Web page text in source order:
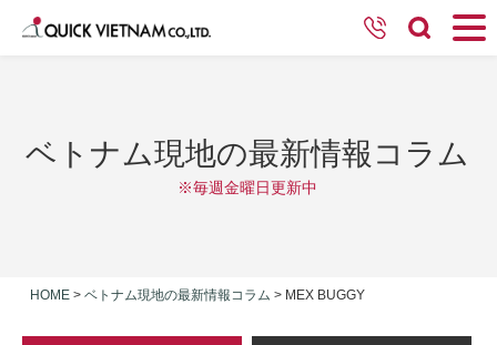
ベトナム現地の最新情報コラム
※毎週金曜日更新中
HOME > ベトナム現地の最新情報コラム > MEX BUGGY